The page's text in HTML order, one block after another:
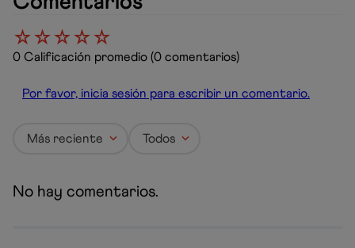
☆☆☆☆☆
0 Calificación promedio (0 comentarios)
Por favor, inicia sesión para escribir un comentario.
Más reciente Todos
No hay comentarios.